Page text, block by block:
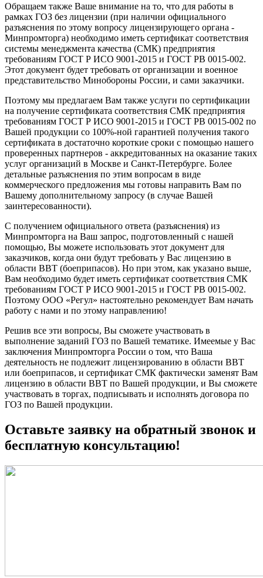
Обращаем также Ваше внимание на то, что для работы в
рамках ГОЗ без лицензии (при наличии официального
разъяснения по этому вопросу лицензирующего органа -
Минпромторга) необходимо иметь сертификат соответствия
системы менеджмента качества (СМК) предприятия
требованиям ГОСТ Р ИСО 9001-2015 и ГОСТ РВ 0015-002.
Этот документ будет требовать от организации и военное
представительство Минобороны России, и сами заказчики.
Поэтому мы предлагаем Вам также услуги по сертификации
на получение сертификата соответствия СМК предприятия
требованиям ГОСТ Р ИСО 9001-2015 и ГОСТ РВ 0015-002 по
Вашей продукции со 100%-ной гарантией получения такого
сертификата в достаточно короткие сроки с помощью нашего
проверенных партнеров - аккредитованных на оказание таких
услуг организаций в Москве и Санкт-Петербурге. Более
детальные разъяснения по этим вопросам в виде
коммерческого предложения мы готовы направить Вам по
Вашему дополнительному запросу (в случае Вашей
заинтересованности).
С получением официального ответа (разъяснения) из
Минпромторга на Ваш запрос, подготовленный с нашей
помощью, Вы можете использовать этот документ для
заказчиков, когда они будут требовать у Вас лицензию в
области ВВТ (боеприпасов). Но при этом, как указано выше,
Вам необходимо будет иметь сертификат соответствия СМК
требованиям ГОСТ Р ИСО 9001-2015 и ГОСТ РВ 0015-002.
Поэтому ООО «Регул» настоятельно рекомендует Вам начать
работу с нами и по этому направлению!
Решив все эти вопросы, Вы сможете участвовать в
выполнение заданий ГОЗ по Вашей тематике. Имеемые у Вас
заключения Минпромторга России о том, что Ваша
деятельность не подлежит лицензированию в области ВВТ
или боеприпасов, и сертификат СМК фактически заменят Вам
лицензию в области ВВТ по Вашей продукции, и Вы сможете
участвовать в торгах, подписывать и исполнять договора по
ГОЗ по Вашей продукции.
Оставьте заявку на обратный звонок и
бесплатную консультацию!